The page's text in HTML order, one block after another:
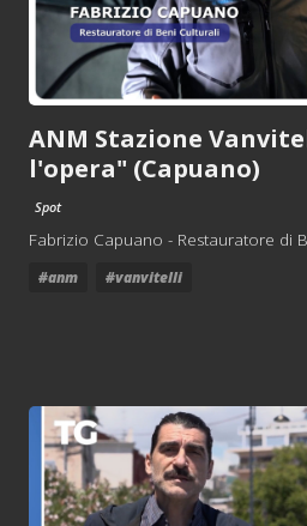
ANM Stazione
l'opera" (Capuano)
Spot
Fabrizio Capuano - Restauratore di
#anm #vanvitelli